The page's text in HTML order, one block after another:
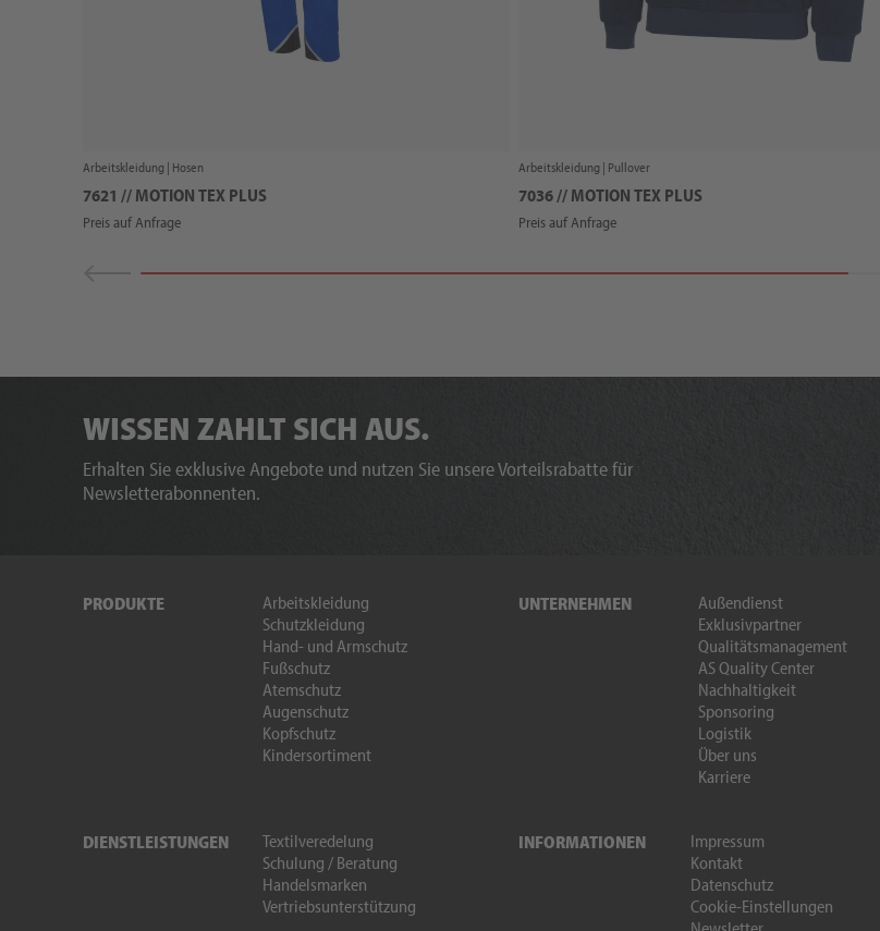
Arbeitskleidung | Hosen
7621 // MOTION TEX PLUS
Preis auf Anfrage
Arbeitskleidung | Pullover
7036 // MOTION TEX PLUS
Preis auf Anfrage
WISSEN ZAHLT SICH AUS.
Erhalten Sie exklusive Angebote und nutzen Sie unsere Vorteilsrabatte für
Newsletterabonnenten.
PRODUKTE
Arbeitskleidung
Schutzkleidung
Hand- und Armschutz
Fußschutz
Atemschutz
Augenschutz
Kopfschutz
Kindersortiment
UNTERNEHMEN
Außendienst
Exklusivpartner
Qualitätsmanagement
AS Quality Center
Nachhaltigkeit
Sponsoring
Logistik
Über uns
Karriere
DIENSTLEISTUNGEN
Textilveredelung
Schulung / Beratung
Handelsmarken
Vertriebsunterstützung
INFORMATIONEN
Impressum
Kontakt
Datenschutz
Cookie-Einstellungen